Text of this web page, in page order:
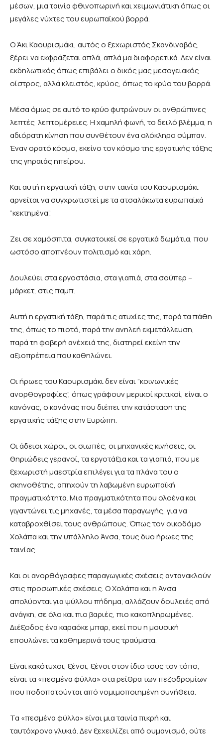
μέσων, μια ταινία φθινοπωρινή και χειμωνιάτικη όπως οι
μεγάλες νύχτες του ευρωπαϊκού βορρά.
Ο Άκι Καουρισμάκι, αυτός ο ξεχωριστός Σκανδιναβός,
ξέρει να εκφράζεται απλά, απλά μα διαφορετικά. Δεν είναι
εκδηλωτικός όπως επιβάλει ο δικός μας μεσογειακός
οίστρος, αλλά κλειστός, κρύος, όπως το κρύο του βορρά.
Μέσα όμως σε αυτό το κρύο φυτρώνουν οι ανθρώπινες
λεπτές λεπτομέρειες. Η χαμηλή φωνή, το δειλό βλέμμα, η
αδιόρατη κίνηση που συνθέτουν ένα ολόκληρο σύμπαν.
Έναν ορατό κόσμο, εκείνο τον κόσμο της εργατικής τάξης
της γηραιάς ηπείρου.
Και αυτή η εργατική τάξη, στην ταινία του Καουρισμάκι
αρνείται να συγχρωτιστεί με τα ατσαλάκωτα ευρωπαϊκά
”κεκτημένα”.
Ζει σε χαμόσπιτα, συγκατοικεί σε εργατικά δωμάτια, που
ωστόσο αποπνέουν πολιτισμό και χάρη.
Δουλεύει στα εργοστάσια, στα γιαπιά, στα σούπερ –
μάρκετ, στις παμπ.
Αυτή η εργατική τάξη, παρά τις ατυχίες της, παρά τα πάθη
της, όπως το πιοτό, παρά την ανηλεή εκμετάλλευση,
παρά τη φοβερή ανέχειά της, διατηρεί εκείνη την
αξιοπρέπεια που καθηλώνει.
Οι ήρωες του Καουρισμάκι δεν είναι ”κοινωνικές
ανορθογραφίες”, όπως γράφουν μερικοί κριτικοί, είναι ο
κανόνας, ο κανόνας που διέπει την κατάσταση της
εργατικής τάξης στην Ευρώπη.
Οι άδειοι χώροι, οι σιωπές, οι μηχανικές κινήσεις, οι
θηριώδεις γερανοί, τα εργοτάξια και τα γιαπιά, που με
ξεχωριστή μαεστρία επιλέγει για τα πλάνα του ο
σκηνοθέτης, απηχούν τη λαβωμένη ευρωπαϊκή
πραγματικότητα. Μια πραγματικότητα που ολοένα και
γιγαντώνει τις μηχανές, τα μέσα παραγωγής, για να
καταβροχθίσει τους ανθρώπους. Όπως τον οικοδόμο
Χολάπα και την υπάλληλο Άνσα, τους δυο ήρωες της
ταινίας.
Και οι ανορθόγραφες παραγωγικές σχέσεις αντανακλούν
στις προσωπικές σχέσεις. Ο Χολάπα και η Άνσα
απολύονται για ψύλλου πήδημα, αλλάζουν δουλειές από
ανάγκη, σε όλο και πιο βαριές, πιο κακοπληρωμένες.
Διέξοδος ένα καραόκε μπαρ, εκεί που η μουσική
επουλώνει τα καθημερινά τους τραύματα.
Είναι κακότυχοι, ξένοι, ξένοι στον ίδιο τους τον τόπο,
είναι τα «πεσμένα φύλλα» στα ρείθρα των πεζοδρομίων
που ποδοπατούνται από νομιμοποιημένη συνήθεια.
Τα «πεσμένα φύλλα» είναι μια ταινία πικρή και
ταυτόχρονα γλυκιά. Δεν ξεχειλίζει από ουμανισμό, ούτε